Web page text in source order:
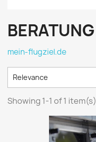
BERATUNG
mein-flugziel.de
Relevance
Showing 1-1 of 1 item(s)